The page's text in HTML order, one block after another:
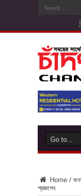
Home /
প্রজ্ঞাপন